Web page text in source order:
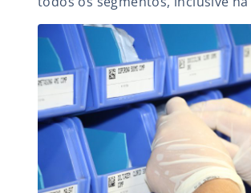
aplicabilidades em instituições
de produtividade, além de maior